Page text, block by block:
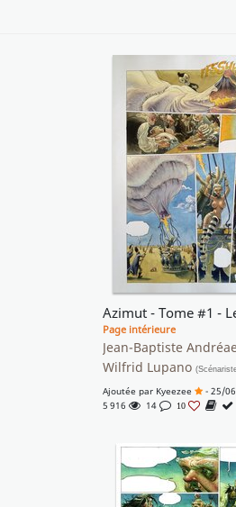
Page intérieure
Jean-Baptiste
Wilfrid Lupano
Ajoutée par Kyeezee
- 25/
5 916
14 10